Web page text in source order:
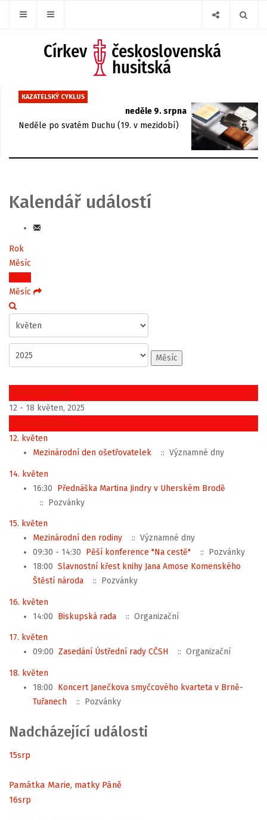
KAZATELSKÝ CYKLUS
neděle 9. srpna
Neděle po svatém Duchu (19. v mezidobí)
Kalendář událostí
Rok
Měsíc
Týden
Měsíc
Měsíc
Předchozí týden
12 - 18 květen, 2025
Následující týden
12. květen
Mezinárodní den ošetřovatelek
:: Významné dny
14. květen
16:30 Přednáška Martina Jindry v Uherském Brodě
:: Pozvánky
15. květen
Mezinárodní den rodiny
:: Významné dny
09:30 - 14:30 Pěší konference "Na cestě"
:: Pozvánky
18:00 Slavnostní křest knihy Jana Amose Komenského
Štěstí národa
:: Pozvánky
16. květen
14:00 Biskupská rada :: Organizační
17. květen
09:00 Zasedání Ústřední rady CČSH :: Organizační
18. květen
18:00 Koncert Janečkova smyčcového kvarteta v Brně-
Tuřanech
:: Pozvánky
Nadcházející události
15srp
Památka Marie, matky Páně
16srp